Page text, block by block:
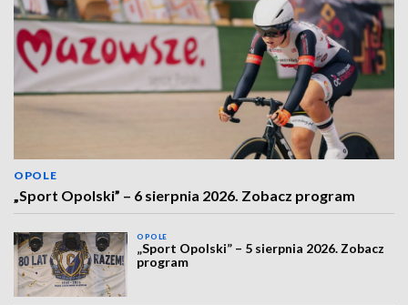
OPOLE
„Sport Opolski” – 6 sierpnia 2026. Zobacz program
OPOLE
„Sport Opolski” – 5 sierpnia 2026. Zobacz
program